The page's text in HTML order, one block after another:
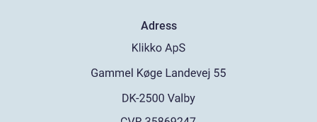
Adress